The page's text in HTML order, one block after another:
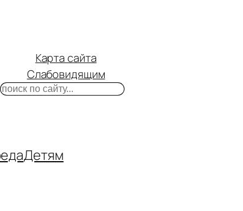
Карта сайта
Слабовидящим
Поиск
Детям